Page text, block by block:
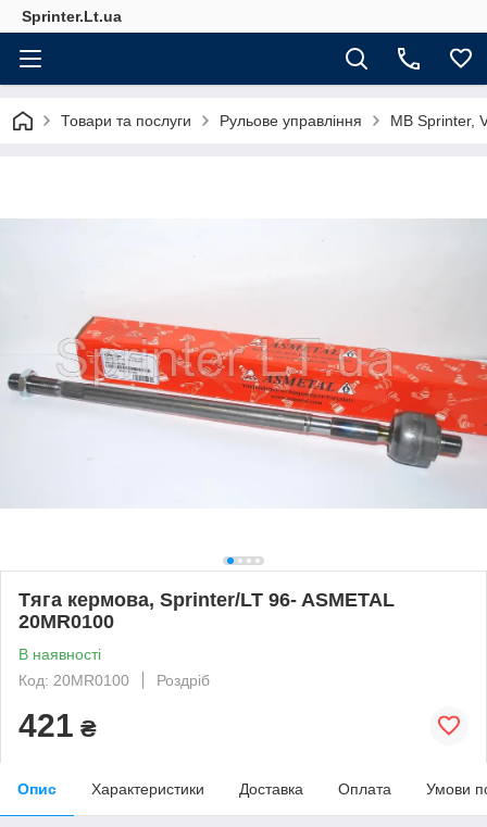
Sprinter.Lt.ua
Товари та послуги Рульове управління MB Sprinter,
Тяга кермова, Sprinter/LT 96- ASMETAL
20MR0100
В наявності
Код: 20MR0100
Роздріб
421 ₴
Опис Характеристики Доставка Оплата Умови